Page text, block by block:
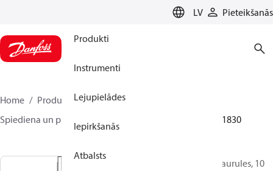
LV Pieteikšanās
Produkti
Instrumenti
Lejupielādes
Iepirkšanās
Atbalsts
Home Produkti
Climate Solutions apkurei
Spiediena un plūsmas kontrolieri
003G1830
Impulsa caurules, 10